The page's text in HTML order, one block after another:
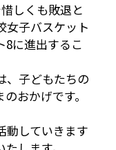
しくも敗退と
女子バスケット
8に進出するこ
、子どもたちの
おかげです。
動していきます